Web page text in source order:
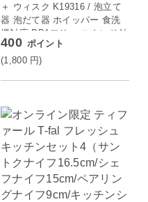
＋ ウィスク K19316 / 泡立て
器 泡だて器 ホイッパー 食洗
機対応 BPAフリー スタンド付
き
400 ポイント
(1,800 円)